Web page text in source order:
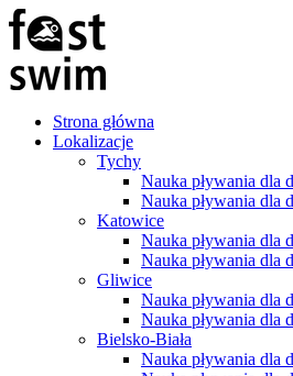
Strona główna
Lokalizacje
Tychy
Nauka pływania dla
Nauka pływania dla
Katowice
Nauka pływania dla
Nauka pływania dla
Gliwice
Nauka pływania dla
Nauka pływania dla
Bielsko-Biała
Nauka pływania dla